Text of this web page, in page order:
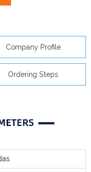
Company Profile
Ordering Steps